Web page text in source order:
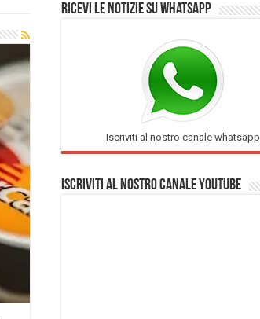
Ricevi le notizie su Whatsapp
Iscriviti al nostro canale whatsapp
Iscriviti al nostro Canale Youtube